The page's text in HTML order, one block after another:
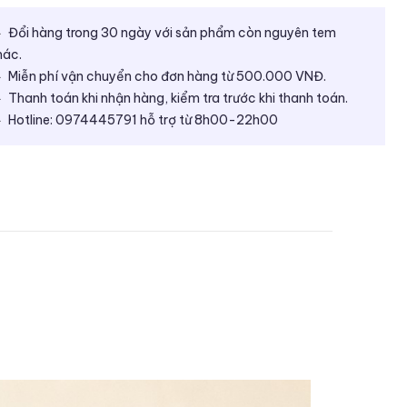
Đổi hàng trong 30 ngày với sản phẩm còn nguyên tem
Miễn phí vận chuyển cho đơn hàng từ 500.000 VNĐ.
Thanh toán khi nhận hàng, kiểm tra trước khi thanh toán.
Hotline: 0974445791 hỗ trợ từ 8h00-22h00